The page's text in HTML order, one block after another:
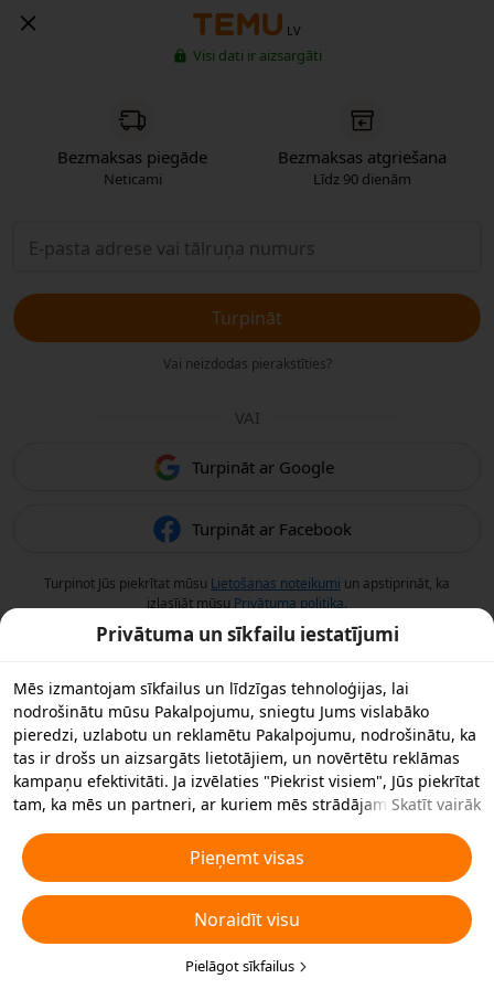
LV
Visi dati ir aizsargāti
Bezmaksas piegāde
Neticami
Bezmaksas atgriešana
Līdz 90 dienām
Turpināt
Vai neizdodas pierakstīties?
VAI
Turpināt ar Google
Turpināt ar Facebook
Turpinot Jūs piekrītat mūsu Lietošanas noteikumi un apstiprināt, ka
izlasījāt mūsu Privātuma politika.
Privātuma un sīkfailu iestatījumi
Mēs izmantojam sīkfailus un līdzīgas tehnoloģijas, lai
nodrošinātu mūsu Pakalpojumu, sniegtu Jums vislabāko
pieredzi, uzlabotu un reklamētu Pakalpojumu, nodrošinātu, ka
tas ir drošs un aizsargāts lietotājiem, un novērtētu reklāmas
kampaņu efektivitāti. Ja izvēlaties "Piekrist visiem", Jūs piekrītat
tam, ka mēs un partneri, ar kuriem mēs strādājam,
reklāmas nolūkos. Jūs varat arī noraidīt visus nebūtiskos
sīkfailus vai izvēlēties, kāda veida sīkfailus vēlaties pieņemt vai
atspējot, noklikšķinot uz "Pielāgot sīkfailus" zemāk vai jebkurā
laikā privātuma iestatījumos. Sīkākai informācijai skatiet mūsu
Sīkfailu un līdzīgu tehnoloģiju politiku.
Skatīt vairāk
Pieņemt visas
Noraidīt visu
Pielāgot sīkfailus